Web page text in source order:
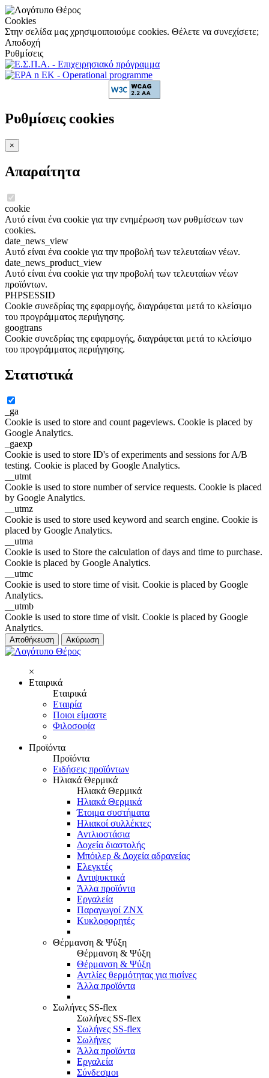
Cookies
Στην σελίδα μας χρησιμοιποιούμε cookies. Θέλετε να συνεχίσετε;
Αποδοχή
Ρυθμίσεις
Ρυθμίσεις cookies
×
Απαραίτητα
cookie
Αυτό είναι ένα cookie για την ενημέρωση των ρυθμίσεων των
cookies.
date_news_view
Αυτό είναι ένα cookie για την προβολή των τελευταίων νέων.
date_news_product_view
Αυτό είναι ένα cookie για την προβολή των τελευταίων νέων
προϊόντων.
PHPSESSID
Cookie συνεδρίας της εφαρμογής, διαγράφεται μετά το κλείσιμο
του προγράμματος περιήγησης.
googtrans
Cookie συνεδρίας της εφαρμογής, διαγράφεται μετά το κλείσιμο
του προγράμματος περιήγησης.
Στατιστικά
_ga
Cookie is used to store and count pageviews. Cookie is placed by
Google Analytics.
_gaexp
Cookie is used to store ID's of experiments and sessions for A/B
testing. Cookie is placed by Google Analytics.
__utmt
Cookie is used to store number of service requests. Cookie is placed
by Google Analytics.
__utmz
Cookie is used to store used keyword and search engine. Cookie is
placed by Google Analytics.
__utma
Cookie is used to Store the calculation of days and time to purchase.
Cookie is placed by Google Analytics.
__utmc
Cookie is used to store time of visit. Cookie is placed by Google
Analytics.
__utmb
Cookie is used to store time of visit. Cookie is placed by Google
Analytics.
Αποθήκευση Ακύρωση
×
Εταιρικά
Εταιρικά
Εταιρία
Ποιοι είμαστε
Φιλοσοφία
Προϊόντα
Προϊόντα
Ειδήσεις προϊόντων
Ηλιακά Θερμικά
Ηλιακά Θερμικά
Ηλιακά Θερμικά
Έτοιμα συστήματα
Ηλιακοί συλλέκτες
Αντλιοστάσια
Δοχεία διαστολής
Μπόιλερ & Δοχεία αδρανείας
Ελεγκτές
Αντιψυκτικά
Άλλα προϊόντα
Εργαλεία
Παραγωγοί ΖΝΧ
Κυκλοφορητές
Θέρμανση & Ψύξη
Θέρμανση & Ψύξη
Θέρμανση & Ψύξη
Αντλίες θερμότητας για πισίνες
Άλλα προϊόντα
Σωλήνες SS-flex
Σωλήνες SS-flex
Σωλήνες SS-flex
Σωλήνες
Άλλα προϊόντα
Εργαλεία
Σύνδεσμοι